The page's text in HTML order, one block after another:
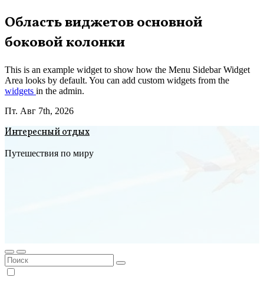
Перейти
к
содержимому
Область виджетов основной
боковой колонки
This is an example widget to show how the Menu Sidebar Widget
Area looks by default. You can add custom widgets from the
widgets in the admin.
Пт. Авг 7th, 2026
Интересный отдых
Путешествия по миру